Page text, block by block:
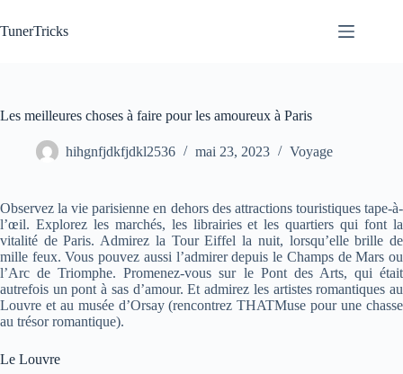
au
contenu
TunerTricks
Les meilleures choses à faire pour les amoureux à Paris
hihgnfjdkfjdkl2536 mai 23, 2023 Voyage
Observez la vie parisienne en dehors des attractions touristiques tape-à-
l’œil. Explorez les marchés, les librairies et les quartiers qui font la
vitalité de Paris. Admirez la Tour Eiffel la nuit, lorsqu’elle brille de
mille feux. Vous pouvez aussi l’admirer depuis le Champs de Mars ou
l’Arc de Triomphe. Promenez-vous sur le Pont des Arts, qui était
autrefois un pont à sas d’amour. Et admirez les artistes romantiques au
Louvre et au musée d’Orsay (rencontrez THATMuse pour une chasse
au trésor romantique).
Le Louvre